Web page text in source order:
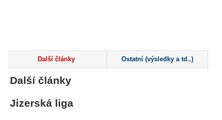
Další články Ostatní (výsledky a td..)
Další články
Jizerská liga